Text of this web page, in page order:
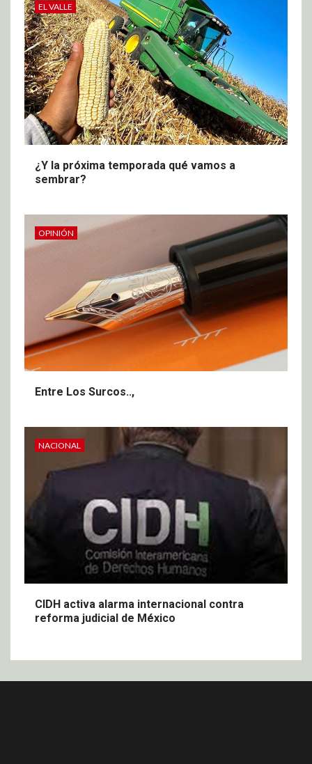
EL VALLE
¿Y la próxima temporada qué vamos a
sembrar?
OPINIÓN
Entre Los Surcos..,
NACIONAL
CIDH activa alarma internacional contra
reforma judicial de México